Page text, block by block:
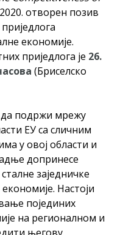
- Вера
отворен позив
економије.
приједлога је 26.
(Бриселско
подржи мрежу
ЕУ са сличним
у овој области и
допринесе
заједничке
Настоји
појединих
на регионалном и